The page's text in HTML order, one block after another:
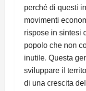
perché di questi
movimenti
rispose in sintesi
popolo che non
inutile. Questa
sviluppare il
di una crescita